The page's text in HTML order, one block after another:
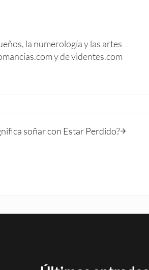
la numerología y las artes
y de videntes.com
soñar con Estar Perdido?